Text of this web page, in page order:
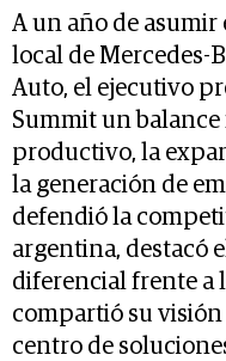
A un año de
local de Mercedes-
Auto, el ejecutivo
Summit un
productivo, la
la generación de
defendió la
argentina, destacó
diferencial frente a
compartió su
centro de